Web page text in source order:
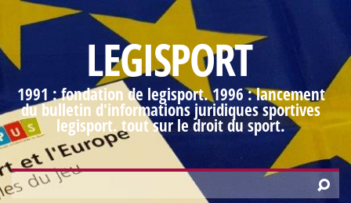
LEGISPORT
1991 : fondation de legisport. 1996 : lancement
du bulletin d'informations juridiques sportives
legisport. tout sur le droit du sport.